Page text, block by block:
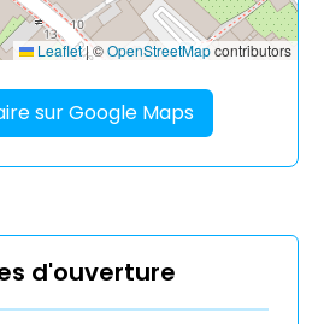
Leaflet|©OpenStreetMapcontributors
sur Google Maps
d'ouverture